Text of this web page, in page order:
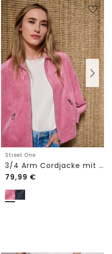
Street One
3/4 Arm Cordjacke mit Hemdkragen
79,99 €